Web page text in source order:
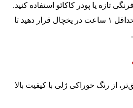
تازه یا پودر کاکائو استفاده کنید.
کیک را قبل از سرو حداقل ۱ ساعت در یخچال قرار دهید تا
از رنگ خوراکی ژلی با کیفیت بالا